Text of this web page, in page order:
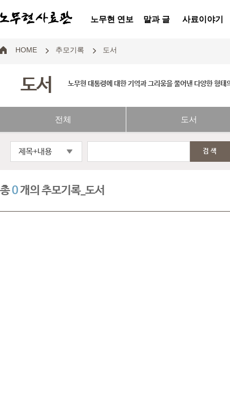
노무현 연보 말과 글 사료이야기
HOME 추모기록 도서
도서 노무현 대통령에 대한 기억과 그리움을 풀어낸 다양한 형태
전체 도서
제목+내용 검색
총0개의 추모기록_도서